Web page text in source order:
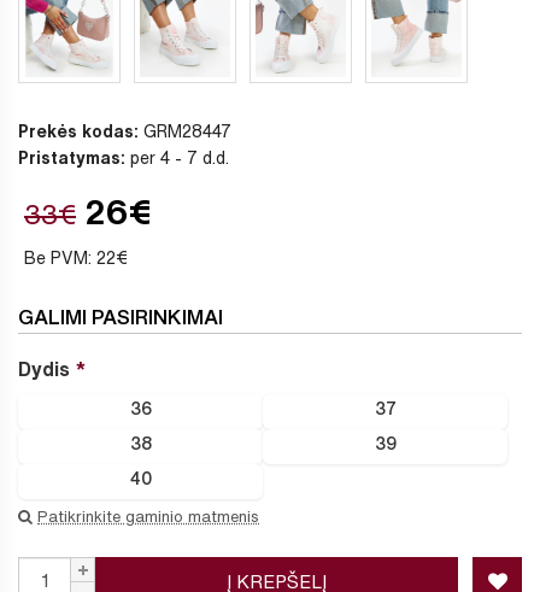
Prekės kodas: GRM28447
Pristatymas: per 4 - 7 d.d.
33€ 26€
Be PVM: 22€
GALIMI PASIRINKIMAI
Dydis
36 37
38 39
40
Patikrinkite gaminio matmenis
Į KREPŠELĮ